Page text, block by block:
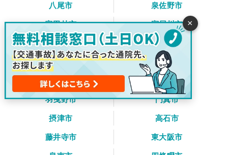
八尾市
泉佐野市
富田林市
寝屋川市
河内長野市
松原市
大東市
和泉市
箕面市
柏原市
羽曳野市
門真市
摂津市
高石市
藤井寺市
東大阪市
×